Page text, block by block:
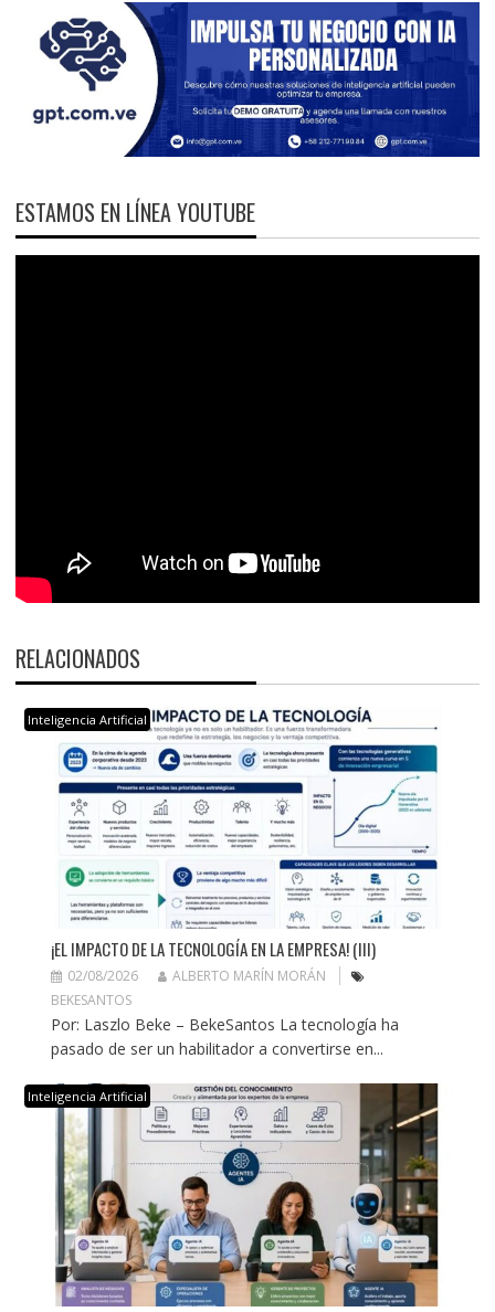
ESTAMOS EN LÍNEA YOUTUBE
RELACIONADOS
Inteligencia Artificial
¡EL IMPACTO DE LA TECNOLOGÍA EN LA EMPRESA! (III)
02/08/2026
ALBERTO MARÍN MORÁN
BEKESANTOS
Por: Laszlo Beke – BekeSantos La tecnología ha
pasado de ser un habilitador a convertirse en...
Inteligencia Artificial